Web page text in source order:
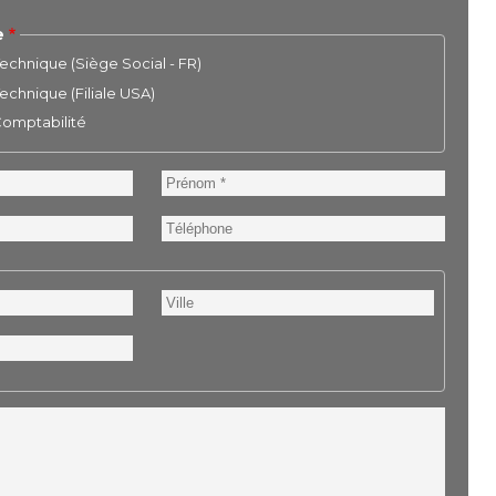
(Siège Social - FR)
(Filiale USA)
Prénom
Téléphone
Ville